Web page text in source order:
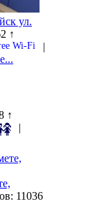
ул.
↑
|
↑
|
11036